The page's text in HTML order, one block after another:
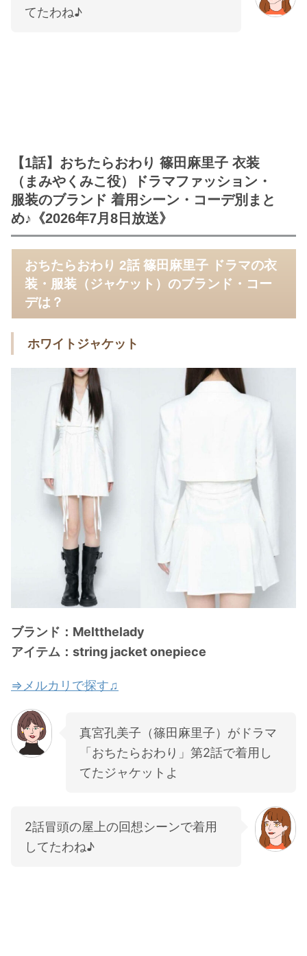
てたわね♪
【1話】おちたらおわり 篠田麻里子 衣装
（まみやくみこ役）ドラマファッション・
服装のブランド 着用シーン・コーデ別まと
め♪《2026年7月8日放送》
おちたらおわり 2話 篠田麻里子 ドラマの衣
装・服装（ジャケット）のブランド・コー
デは？
ホワイトジャケット
ブランド：Meltthelady
アイテム：string jacket onepiece
⇒メルカリで探す♫
真宮孔美子（篠田麻里子）がドラマ
「おちたらおわり」第2話で着用し
てたジャケットよ
2話冒頭の屋上の回想シーンで着用
してたわね♪